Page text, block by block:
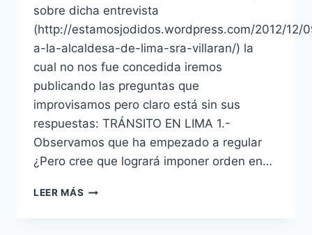
sobre dicha entrevista
(http://estamosjodidos.wordpress.com/2012/12/
a-la-alcaldesa-de-lima-sra-villaran/) la
cual no nos fue concedida iremos
publicando las preguntas que
improvisamos pero claro está sin sus
respuestas: TRÁNSITO EN LIMA 1.-
Observamos que ha empezado a regular
¿Pero cree que logrará imponer orden en…
LEER MÁS ENTREVISTA